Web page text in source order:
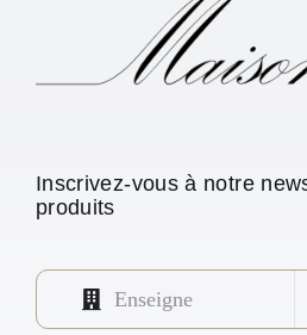
Inscrivez-vous à notre
produits